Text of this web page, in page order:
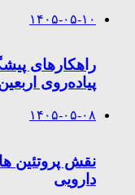
۱۴۰۵-۰۵-۱۰
راهکارهای
پیاده‌روی
۱۴۰۵-۰۵-۰۸
نقش پروتئین
دارویی